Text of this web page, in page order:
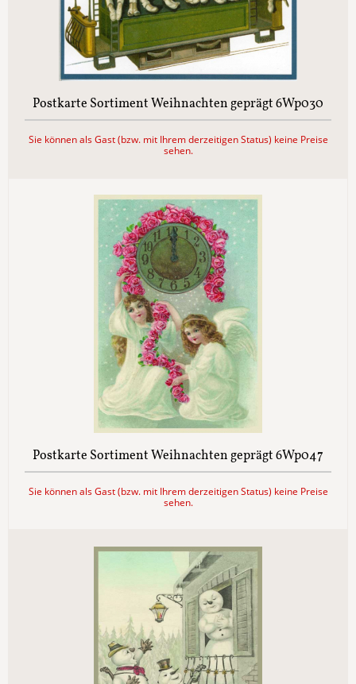
Postkarte Sortiment Weihnachten geprägt 6Wp030
Sie können als Gast (bzw. mit Ihrem derzeitigen Status) keine Preise
sehen.
Postkarte Sortiment Weihnachten geprägt 6Wp047
Sie können als Gast (bzw. mit Ihrem derzeitigen Status) keine Preise
sehen.